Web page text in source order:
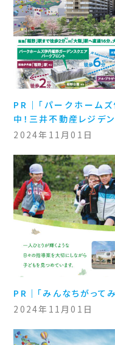
PR｜「パークホーム
中！三井不動産レジデ
2024年11月01日
PR｜「みんなちがって
2024年11月01日